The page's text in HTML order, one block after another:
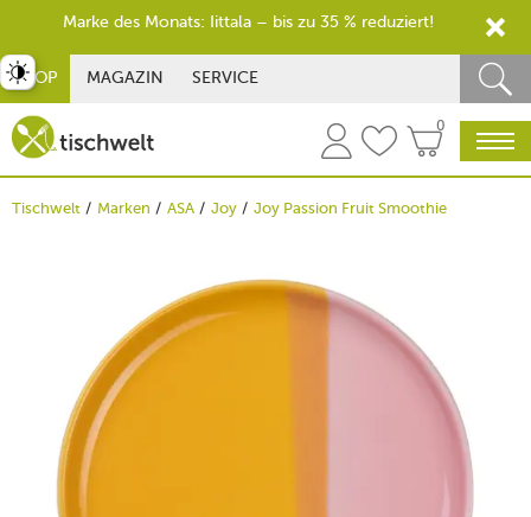
SHOP MAGAZIN SERVICE
0
Tischwelt Marken ASA Joy Joy Passion Fruit Smoothie
umschalten
Marke des Monats: Iittala – bis zu 35 % reduziert!